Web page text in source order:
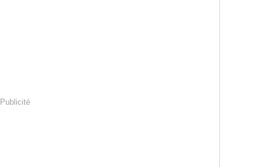
Publicité